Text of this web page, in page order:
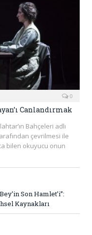
0
Canlandırmak
Bahçeleri adlı
çevrilmesi ile
bilen okuyucu onun
Son Hamlet’i”:
Kaynakları